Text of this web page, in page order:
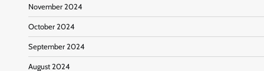
November 2024
October 2024
September 2024
August 2024